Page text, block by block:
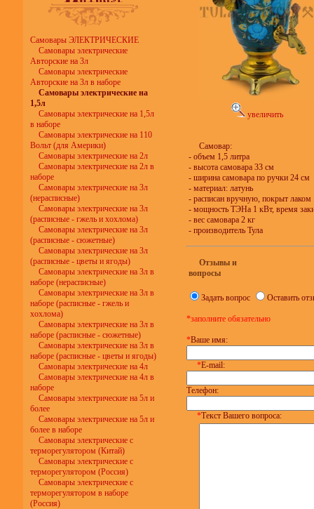
Самовары ЭЛЕКТРИЧЕСКИЕ
Самовары электрические
Авторские на 3л
Самовары электрические
Авторские на 3л в наборе
Самовары электрические на
1,5л
Самовары электрические на 1,5л
в наборе
Самовары электрические на 110
Вольт (для Америки)
Самовары электрические на 2л
Самовары электрические на 2л в
наборе
Самовары электрические на 3л
(нерасписные)
Самовары электрические на 3л
(расписные - гжель и хохлома)
Самовары электрические на 3л
(расписные - сюжетные)
Самовары электрические на 3л
(расписные - цветы и ягоды)
Самовары электрические на 3л в
наборе (нерасписные)
Самовары электрические на 3л в
наборе (расписные - гжель и
хохлома)
Самовары электрические на 3л в
наборе (расписные - сюжетные)
Самовары электрические на 3л в
наборе (расписные - цветы и ягоды)
Самовары электрические на 4л
Самовары электрические на 4л в
наборе
Самовары электрические на 5л и
более
Самовары электрические на 5л и
более в наборе
Самовары электрические с
терморегулятором (Китай)
Самовары электрические с
терморегулятором (Россия)
Самовары электрические с
терморегулятором в наборе
(Россия)
увеличить
Самовар:
- объем 1,5 литра
- высота самовара 33 см
- ширина самовара по ручки 24 см
- материал: латунь
- расписан вручную, покрыт лаком
- мощность ТЭНа 1 кВт, время
- вес самовара 2 кг
- производитель Тула
Отзывы и
вопросы
Задать вопрос Оставить
*заполните обязательно
*Ваше имя:
*E-mail:
Телефон:
*Текст Вашего вопроса: